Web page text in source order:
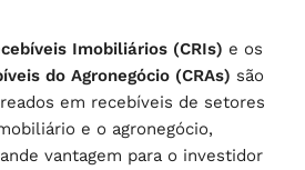
Imobiliários (CRIs) e os
do Agronegócio (CRAs) são
em recebíveis de setores
e o agronegócio,
vantagem para o investidor